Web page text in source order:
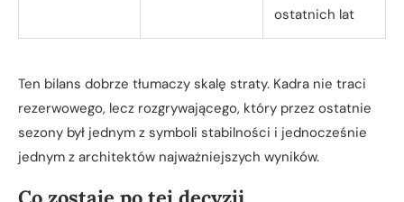
ostatnich lat
Ten bilans dobrze tłumaczy skalę straty. Kadra nie traci
rezerwowego, lecz rozgrywającego, który przez ostatnie
sezony był jednym z symboli stabilności i jednocześnie
jednym z architektów najważniejszych wyników.